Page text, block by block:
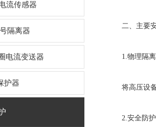
流传感器
隔离器
电流变送器
护器
二、主要安
1.物理隔离
将高压设备
2.安全防护